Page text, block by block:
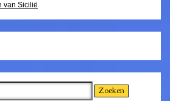
van Sicilië